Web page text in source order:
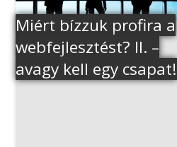
Miért bízzuk profira a
webfejlesztést? II. –
avagy kell egy csapat!